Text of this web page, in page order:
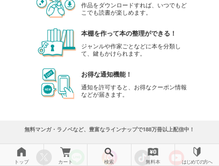
作品をダウンロードすれば、いつでもど
こでも読書が楽しめます。
本棚を作って本の整理ができる！
ジャンルや作家ごとなどに本を分類し
て、鍵もかけられます。
お得な通知機能！
通知を許可すると、お得なクーポン情報
などが届きます。
無料マンガ・ラノベなど、豊富なラインナップで188万冊以上配信中！
トップ カート 検索 無料本 はじめての方へ